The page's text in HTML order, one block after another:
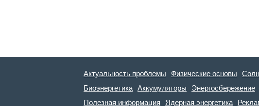
Актуальность проблемы Физические основы
Биоэнергетика Аккумуляторы Энергосбережение
Полезная информация
Ядерная энергетика